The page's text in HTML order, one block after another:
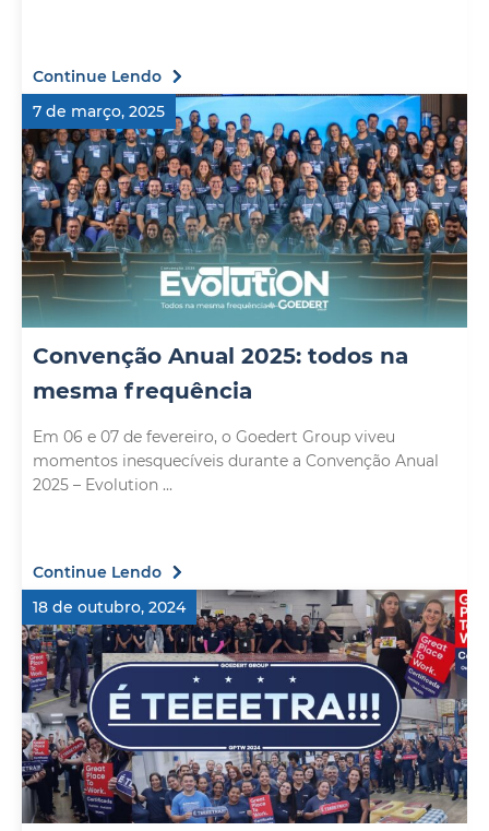
Continue Lendo
7 de março, 2025
Convenção Anual 2025: todos na
mesma frequência
Em 06 e 07 de fevereiro, o Goedert Group viveu
momentos inesquecíveis durante a Convenção Anual
2025 – Evolution ...
Continue Lendo
18 de outubro, 2024